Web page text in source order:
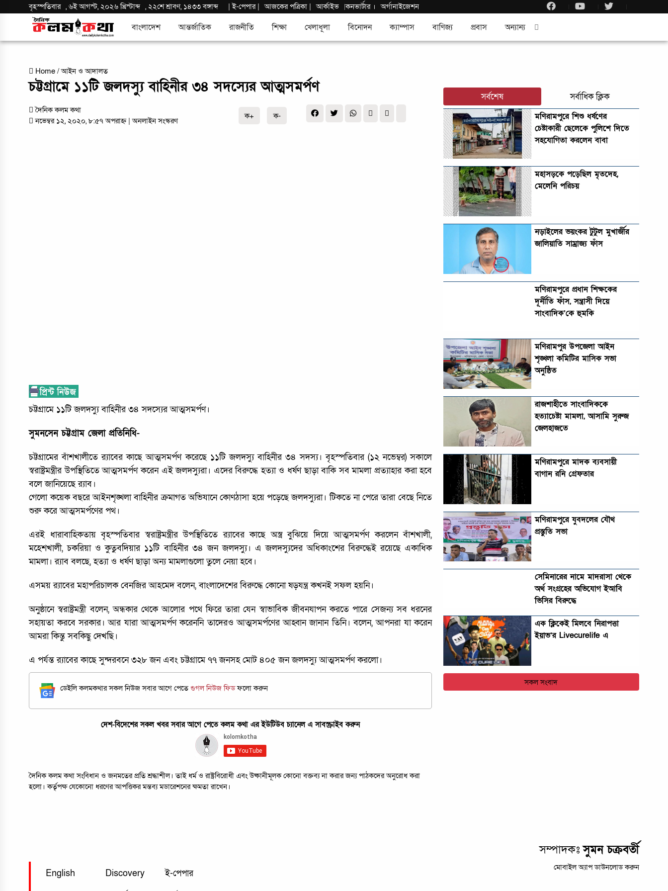
বৃহস্পতিবার ,৬ই আগস্ট, ২০২৬ খ্রিস্টাব্দ ,২২শে শ্রাবণ, ১৪৩৩ বঙ্গাব্দ |ই-পেপার| আজকের পত্রিকা | আর্কাইভ |কনভার্টার । অর্গানাইজেশন
বাংলাদেশ আন্তর্জাতিক রাজনীতি শিক্ষা খেলাধূলা বিনোদন ক্যাম্পাস বাণিজ্য প্রবাস অন্যান্য
Home /আইন ও আদালত
চট্টগ্রামে ১১টি জলদস্যু বাহিনীর ৩৪ সদস্যের আত্মসমর্পণ
দৈনিক কলম কথা
নভেম্বর ১২, ২০২০, ৮:৫৭ অপরাহ্ন | অনলাইন সংস্করণ
ক+ ক-
চট্টগ্রামে ১১টি জলদস্যু বাহিনীর ৩৪ সদস্যের আত্মসমর্পণ।
সুমনসেন চট্টগ্রাম জেলা প্রতিনিধি-
চট্টগ্রামের বাঁশখালীতে র‌্যাবের কাছে আত্মসমর্পণ করেছে ১১টি জলদস্যু বাহিনীর ৩৪ সদস্য। বৃহস্পতিবার (১২ নভেম্বর) সকালে
স্বরাষ্ট্রমন্ত্রীর উপস্থিতিতে আত্মসমর্পণ করেন এই জলদস্যুরা। এদের বিরুদ্ধে হত্যা ও ধর্ষণ ছাড়া বাকি সব মামলা প্রত্যাহার করা হবে
বলে জানিয়েছে র‌্যাব।
গেলো কয়েক বছরে আইনশৃঙ্খলা বাহিনীর ক্রমাগত অভিযানে কোণঠাসা হয়ে পড়েছে জলদস্যুরা। টিকতে না পেরে তারা বেছে নিতে
শুরু করে আত্মসমর্পণের পথ।
এরই ধারাবাহিকতায় বৃহস্পতিবার স্বরাষ্ট্রমন্ত্রীর উপস্থিতিতে র‌্যাবের কাছে অস্ত্র বুঝিয়ে দিয়ে আত্মসমর্পণ করলেন বাঁশখালী,
মহেশখালী, চকরিয়া ও কুতুবদিয়ার ১১টি বাহিনীর ৩৪ জন জলদস্যু। এ জলদস্যুদের অধিকাংশের বিরুদ্ধেই রয়েছে একাধিক
মামলা। র‌্যাব বলছে, হত্যা ও ধর্ষণ ছাড়া অন্য মামলাগুলো তুলে নেয়া হবে।
এসময় র‍্যাবের মহাপরিচালক বেনজির আহমেদ বলেন, বাংলাদেশের বিরুদ্ধে কোনো ষড়যন্ত্র কখনই সফল হয়নি।
অনুষ্ঠানে স্বরাষ্ট্রমন্ত্রী বলেন, অন্ধকার থেকে আলোর পথে ফিরে তারা যেন স্বাভাবিক জীবনযাপন করতে পারে সেজন্য সব ধরনের
সহায়তা করবে সরকার। আর যারা আত্মসমর্পণ করেননি তাদেরও আত্মসমর্পণের আহ্বান জানান তিনি। বলেন, আপনরা যা করেন
আমরা কিন্তু সবকিছু দেখছি।
এ পর্যন্ত র‌্যাবের কাছে সুন্দরবনে ৩২৮ জন এবং চট্টগ্রামে ৭৭ জনসহ মোট ৪০৫ জন জলদস্যু আত্মসমর্পণ করলো।
ডেইলি কলমকথার সকল নিউজ সবার আগে পেতেগুগল নিউজ ফিডফলো করুন
দেশ-বিদেশের সকল খবর সবার আগে পেতে কলম কথা এর ইউটিউব চ্যানেল এ সাবস্ক্রাইব করুন
দৈনিক কলম কথা সংবিধান ও জনমতের প্রতি শ্রদ্ধাশীল। তাই ধর্ম ও রাষ্ট্রবিরোধী এবং উষ্কানীমূলক কোনো বক্তব্য না করার জন্য পাঠকদের অনুরোধ করা
হলো। কর্তৃপক্ষ যেকোনো ধরণের আপত্তিকর মন্তব্য মডারেশনের ক্ষমতা রাখেন।
সর্বশেষ সর্বাধিক ক্লিক
মণিরামপুরে শিশু ধর্ষণের
চেষ্টাকারী ছেলেকে পুলিশে দিতে
সহযোগিতা করলেন বাবা
মহাসড়কে পড়েছিল মৃতদেহ,
মেলেনি পরিচয়
নড়াইলের ভয়ংকর টুটুল মুখার্জীর
জালিয়াতি সাম্রাজ্য ফাঁস
মণিরামপুরে প্রধান শিক্ষকের
দূর্নীতি ফাঁস, সন্ত্রাসী দিয়ে
সাংবাদিক’কে হুমকি
মণিরামপুর উপজেলা আইন
শৃঙ্খলা কমিটির মাসিক সভা
অনুষ্ঠিত‎‎
রাজশাহীতে সাংবাদিককে
হত্যাচেষ্টা মামলা, আসামি সুরুজ
জেলহাজতে
মণিরামপুরে মাদক ব্যবসায়ী
বাগান রনি গ্রেফতার
মণিরামপুরে যুবদলের যৌথ
প্রস্তুতি সভা
সেমিনারের নামে মাদরাসা থেকে
অর্থ সংগ্রহের অভিযোগ ইআবি
ভিসির বিরুদ্ধে
এক ক্লিকেই মিলবে নিরাপত্তা
ইয়াভ’র Livecurelife এ
সকল সংবাদ
সম্পাদকঃসুমন চক্রবর্তী
English Discovery ই-পেপার
মোবাইল অ্যাপ ডাউনলোড করুন